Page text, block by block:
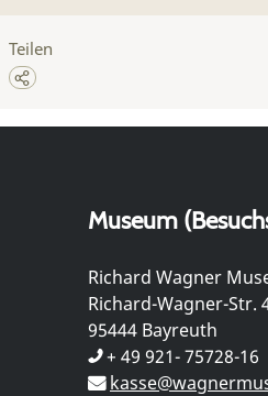
Teilen
Museum
Richard Wagner
Richard-Wagner-Str.
95444 Bayreuth
+ 49 921- 75728-16